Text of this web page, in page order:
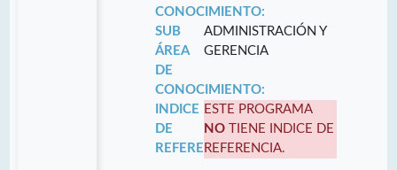
CONOCIMIENTO:
SUB
ÁREA
DE
CONOCIMIENTO:
ADMINISTRACIÓN Y
GERENCIA
INDICE
DE
REFERENCIA:
ESTE PROGRAMA
NO TIENE INDICE DE
REFERENCIA.